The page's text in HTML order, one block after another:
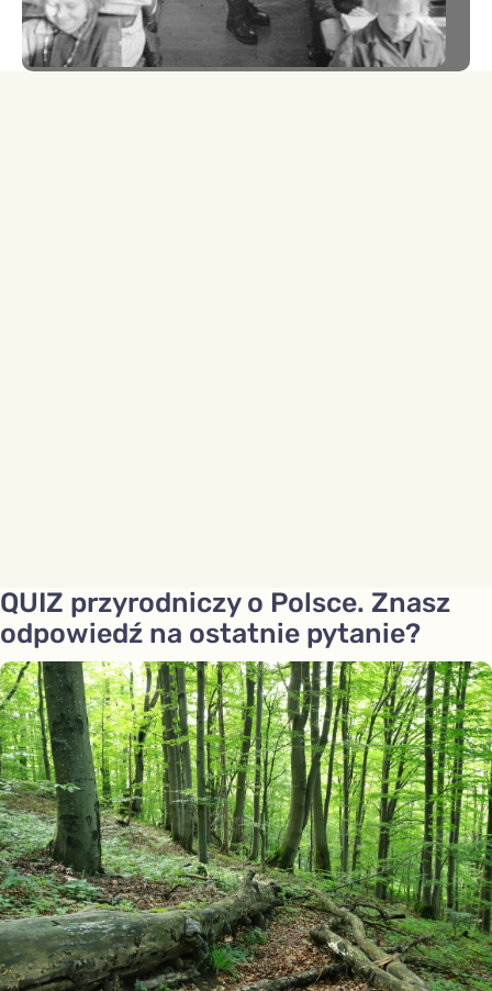
QUIZ przyrodniczy o Polsce. Znasz
odpowiedź na ostatnie pytanie?